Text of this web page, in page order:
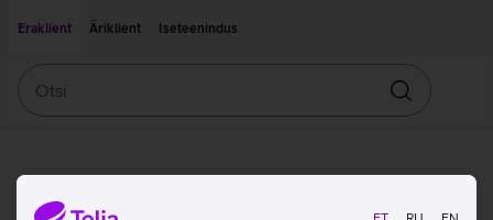
Eraklient
Äriklient Iseteenindus
Otsin